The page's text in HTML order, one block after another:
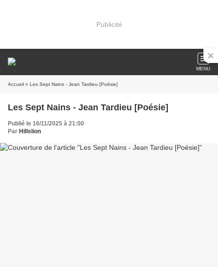
Publicité
MENU
Accueil » Les Sept Nains - Jean Tardieu [Poésie]
Les Sept Nains - Jean Tardieu [Poésie]
Publié le 16/11/2025 à 21:00
Par Hillslion